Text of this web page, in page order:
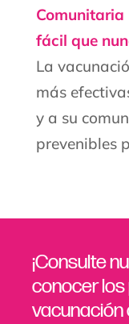
Comunitaria
fácil que
La
más
y a su
prevenibles
¡Consulte
conocer
vacunación